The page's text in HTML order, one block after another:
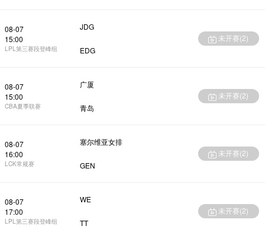
08-07
15:00
LPL第三赛段登峰组
JDG
EDG
未开赛(2)
08-07
15:00
CBA夏季联赛
广厦
青岛
未开赛(2)
08-07
16:00
LCK常规赛
塞尔维亚女排
GEN
未开赛(2)
08-07
17:00
LPL第三赛段登峰组
WE
TT
未开赛(2)